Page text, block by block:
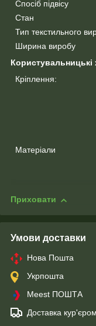
Спосіб підвісу
Стан
Тип текстильного
Ширина виробу
Користувальницькі
Кріплення:
Матеріали
Приховати
Умови доставки
Нова Пошта
Укрпошта
Meest ПОШТА
Доставка